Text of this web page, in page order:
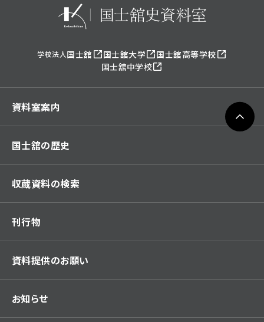
学校法人国士舘 国士舘大学
国士舘高等学校
国士舘中学校
資料室案内
国士舘の歴史
収蔵資料の検索
刊行物
資料提供のお願い
お知らせ